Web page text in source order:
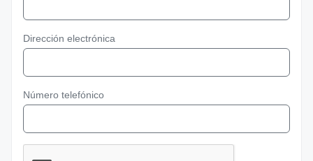
Dirección electrónica
Número telefónico